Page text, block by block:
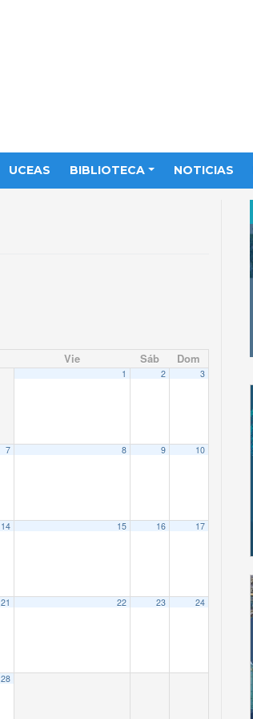
UCEAS BIBLIOTECA NOTICIAS
Vie Sáb Dom
1 2 3
7 8 9 10
14 15 16 17
21 22 23 24
28